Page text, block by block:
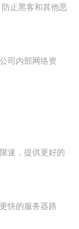
止黑客和其他恶
司内部网络资
速，提供更好的
快的服务器路